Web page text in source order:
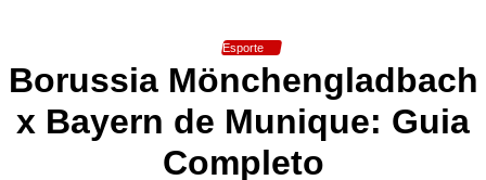
Esporte
Borussia Mönchengladbach
x Bayern de Munique: Guia
Completo